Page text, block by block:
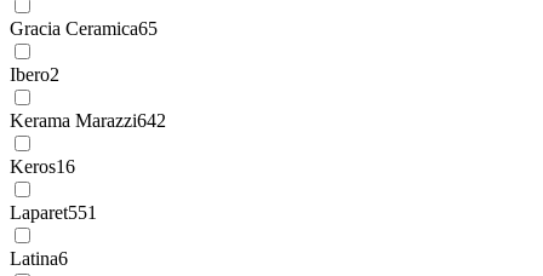
Gracia Ceramica65
Ibero2
Kerama Marazzi642
Keros16
Laparet551
Latina6